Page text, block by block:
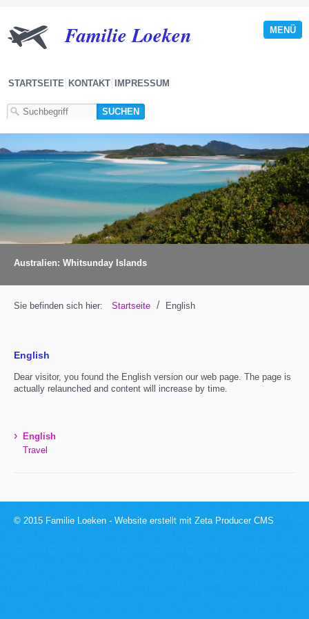
MENÜ
Familie Loeken
STARTSEITE KONTAKT IMPRESSUM
Australien: Whitsunday Islands
Sie befinden sich hier: Startseite / English
English
Dear visitor, you found the English version our web page. The page is
actually relaunched and content will increase by time.
›
English
Travel
© 2015 Familie Loeken - Website erstellt mit Zeta Producer CMS